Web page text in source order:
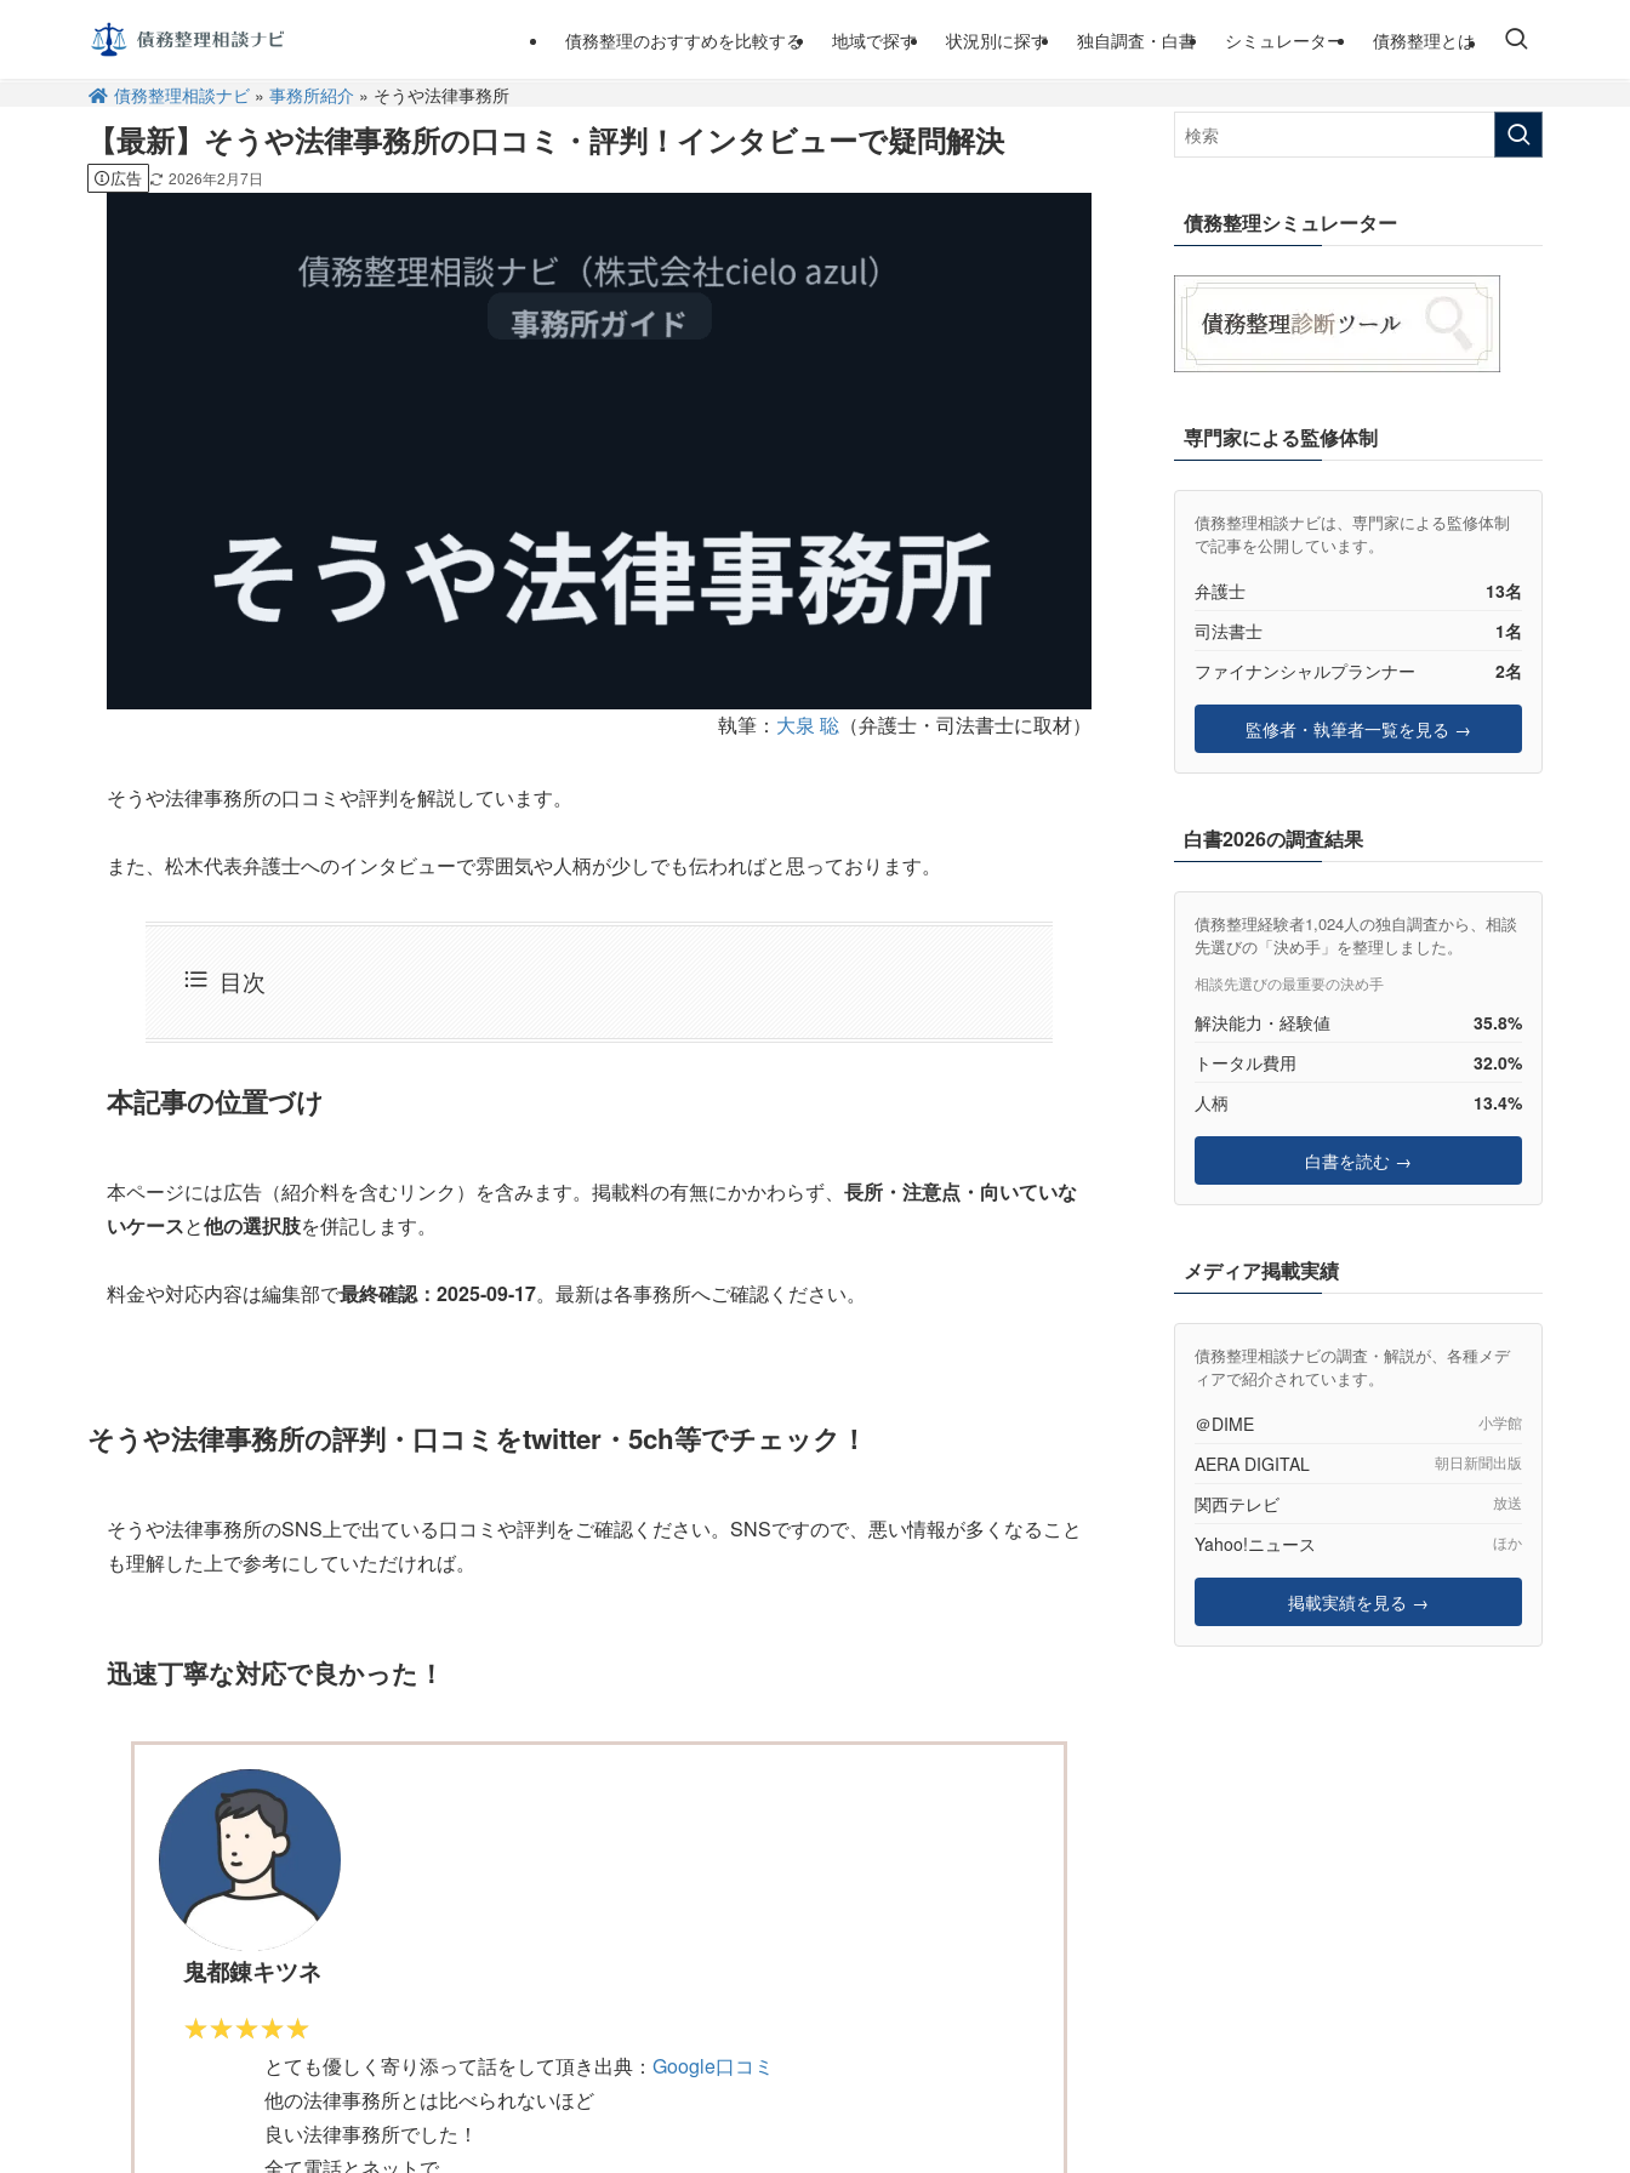
債務整理のおすすめを比較する 地域で探す 状況別に探す 独自調査・白書 シミュレーター 債務整理とは
債務整理相談ナビ» 事務所紹介 » そうや法律事務所
【最新】そうや法律事務所の口コミ・評判！インタビューで疑問解決
広告 2026年2月7日
執筆： 大泉 聡 （弁護士・司法書士に取材）
そうや法律事務所の口コミや評判を解説しています。
また、松木代表弁護士へのインタビューで雰囲気や人柄が少しでも伝わればと思っております。
目次
本記事の位置づけ
本ページには広告（紹介料を含むリンク）を含みます。掲載料の有無にかかわらず、 長所・注意点・向いていな
いケースと他の選択肢を併記します。
料金や対応内容は編集部で最終確認：2025-09-17。最新は各事務所へご確認ください。
そうや法律事務所の評判・口コミをtwitter・5ch等でチェック！
そうや法律事務所のSNS上で出ている口コミや評判をご確認ください。SNSですので、悪い情報が多くなること
も理解した上で参考にしていただければ。
迅速丁寧な対応で良かった！
鬼都錬キツネ
とても優しく寄り添って話をして頂き
他の法律事務所とは比べられないほど
良い法律事務所でした！
全て電話とネットで
出典：Google口コミ
債務整理シミュレーター
専門家による監修体制
債務整理相談ナビは、専門家による監修体制
で記事を公開しています。
弁護士
13名
司法書士
1名
ファイナンシャルプランナー
2名
監修者・執筆者一覧を見る →
白書2026の調査結果
債務整理経験者1,024人の独自調査から、相談
先選びの「決め手」を整理しました。
相談先選びの最重要の決め手
解決能力・経験値
35.8%
トータル費用
32.0%
人柄
13.4%
白書を読む →
メディア掲載実績
債務整理相談ナビの調査・解説が、各種メデ
ィアで紹介されています。
＠DIME 小学館
AERA DIGITAL 朝日新聞出版
関西テレビ 放送
Yahoo!ニュース ほか
掲載実績を見る →